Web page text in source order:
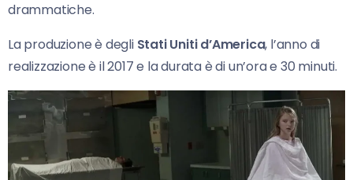
drammatiche.
La produzione è degli Stati Uniti d’America, l’anno di
realizzazione è il 2017 e la durata è di un’ora e 30 minuti.